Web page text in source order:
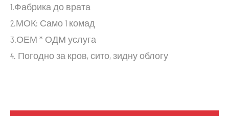
1.Фабрика до врата
2.МОК: Само 1 комад
3.ОЕМ * ОДМ услуга
4. Погодно за кров, сито, зидну облогу